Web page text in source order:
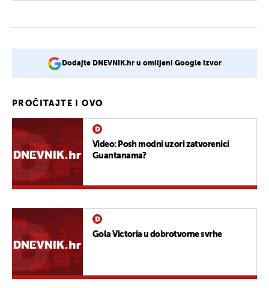
Dodajte DNEVNIK.hr u omiljeni Google izvor
PROČITAJTE I OVO
Video: Posh modni uzori zatvorenici
Guantanama?
Gola Victoria u dobrotvorne svrhe